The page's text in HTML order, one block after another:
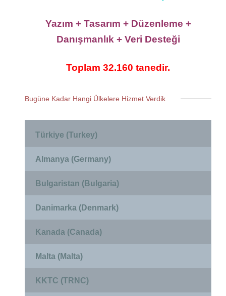
Yazım + Tasarım + Düzenleme +
Danışmanlık + Veri Desteği
Toplam 32.160 tanedir.
Bugüne Kadar Hangi Ülkelere Hizmet Verdik
Türkiye (Turkey)
Almanya (Germany)
Bulgaristan (Bulgaria)
Danimarka (Denmark)
Kanada (Canada)
Malta (Malta)
KKTC (TRNC)